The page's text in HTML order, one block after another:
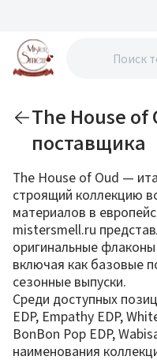
The House of
поставщика
The House of Oud —
строящий коллекцию
материалов в
mistersmell.ru
оригинальные
включая как базовые
сезонные выпуски.
Среди доступных
EDP, Empathy EDP,
BonBon Pop EDP,
наименования